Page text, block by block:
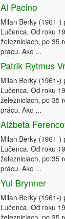
Al Pacino
Milan Berky (1961-)
Lučenca. Od roku
železniciach, po 35
prácu. Ako ...
Patrik Rytmus
Milan Berky (1961-)
Lučenca. Od roku
železniciach, po 35
prácu. Ako ...
Alžbeta
Milan Berky (1961-)
Lučenca. Od roku
železniciach, po 35
prácu. Ako ...
Yul Brynner
Milan Berky (1961-)
Lučenca. Od roku
železniciach, po 35